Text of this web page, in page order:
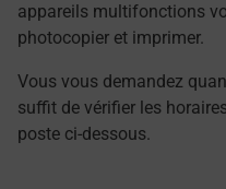
appareils multifonctions
photocopier et imprimer.
Vous vous demandez
suffit de vérifier les
poste ci-dessous.